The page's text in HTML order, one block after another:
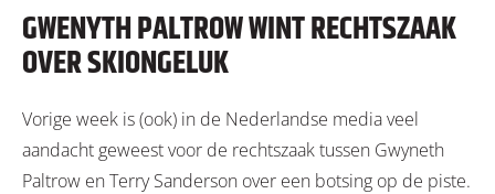
GWENYTH PALTROW WINT RECHTSZAAK
OVER SKIONGELUK
Vorige week is (ook) in de Nederlandse media veel
aandacht geweest voor de rechtszaak tussen Gwyneth
Paltrow en Terry Sanderson over een botsing op de piste.